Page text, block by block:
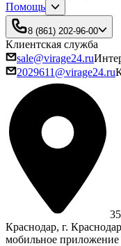
Помощь
8 (861) 202-96-00
Клиентская служба
sale@virage24.ru
2029611@virage24.ru
Краснодар, г.
мобильное